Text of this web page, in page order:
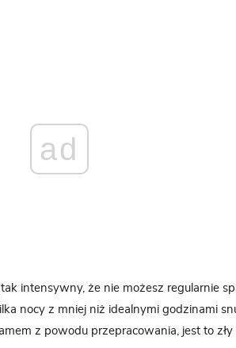
ad
intensywny, że nie możesz regularnie
nocy z mniej niż idealnymi godzinami
z powodu przepracowania, jest to zły